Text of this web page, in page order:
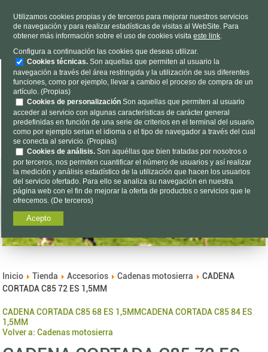
HORARIOL-V 9h a 19h S 9h a 13h
Dónde estamos |Contacto| Nosotros
Encuéntalo aquí...
Inicio Tienda Accesorios Cadenas motosierra
CADENA
CORTADA C85 72 ES 1,5MM
CADENA CORTADA C85 68 ES 1,5MMCADENA CORTADA C85 84 ES
1,5MM
Volver a: Cadenas motosierra
Utilizamos cookies propias y de terceros para mejorar nuestros servicios
de navegación y para realizar estadísticas de visitas al WebSite. Para
obtener más información sobre el uso de cookies visita este link.
Configura a continuación las cookies que deseas utilizar.
Cookies técnicas. Son aquellas que permiten al usuario la
navegación a través del área restringida y la utilización de sus diferentes
funciones, como por ejemplo, llevar a cambio el proceso de compra de un
artículo. (Propias)
Cookies de personalización Son aquellas que permiten al usuario
acceder al servicio con algunas características de carácter general
predefinidas en función de una serie de criterios en el terminal del usuario
como por ejemplo serian el idioma o el tipo de navegador a través del cual
se conecta al servicio. (Propias)
Cookies de análisis. Son aquéllas que bien tratadas por nosotros o
por terceros, nos permiten cuantificar el número de usuarios y así realizar
la medición y análisis estadístico de la utilización que hacen los usuarios
del servicio ofertado. Para ello se analiza su navegación en nuestra
página web con el fin de mejorar la oferta de productos o servicios que le
ofrecemos. (De terceros)
Acepto